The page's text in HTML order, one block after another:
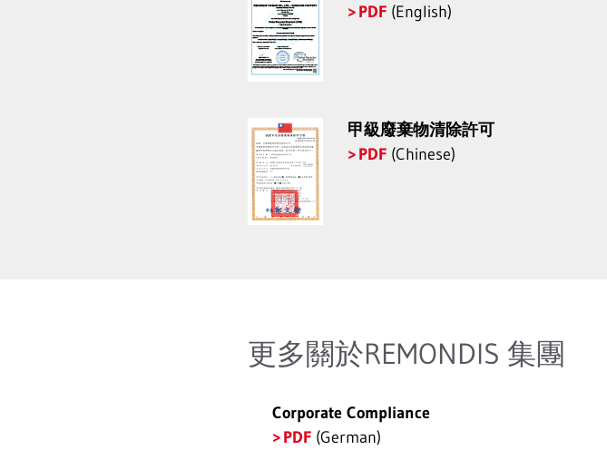
PDF(English)
甲級廢棄物清除許可
PDF(Chinese)
更多關於REMONDIS 集團
Corporate Compliance
PDF(German)